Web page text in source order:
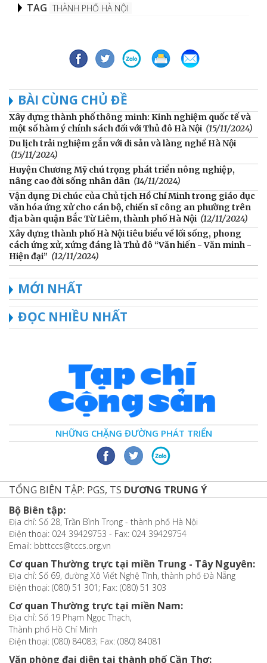
TAG THÀNH PHỐ HÀ NỘI
BÀI CÙNG CHỦ ĐỀ
Xây dựng thành phố thông minh: Kinh nghiệm quốc tế và
một số hàm ý chính sách đối với Thủ đô Hà Nội (15/11/2024)
Du lịch trải nghiệm gắn với di sản và làng nghề Hà Nội
(15/11/2024)
Huyện Chương Mỹ chú trọng phát triển nông nghiệp,
nâng cao đời sống nhân dân (14/11/2024)
Vận dụng Di chúc của Chủ tịch Hồ Chí Minh trong giáo dục
văn hóa ứng xử cho cán bộ, chiến sĩ công an phường trên
địa bàn quận Bắc Từ Liêm, thành phố Hà Nội (12/11/2024)
Xây dựng thành phố Hà Nội tiêu biểu về lối sống, phong
cách ứng xử, xứng đáng là Thủ đô “Văn hiến - Văn minh -
Hiện đại” (12/11/2024)
MỚI NHẤT
ĐỌC NHIỀU NHẤT
NHỮNG CHẶNG ĐƯỜNG PHÁT TRIỂN
TỔNG BIÊN TẬP: PGS, TS DƯƠNG TRUNG Ý
Bộ Biên tập:
Địa chỉ: Số 28, Trần Bình Trọng - thành phố Hà Nội
Điện thoại: 024 39429753 - Fax: 024 39429754
Email: bbttccs@tccs.org.vn
Cơ quan Thường trực tại miền Trung - Tây Nguyên:
Địa chỉ: Số 69, đường Xô Viết Nghệ Tĩnh, thành phố Đà Nẵng
Điện thoại: (080) 51 301; Fax: (080) 51 303
Cơ quan Thường trực tại miền Nam:
Địa chỉ: Số 19 Phạm Ngọc Thạch,
Thành phố Hồ Chí Minh
Điện thoại: (080) 84083; Fax: (080) 84081
Văn phòng đại diện tại thành phố Cần Thơ: